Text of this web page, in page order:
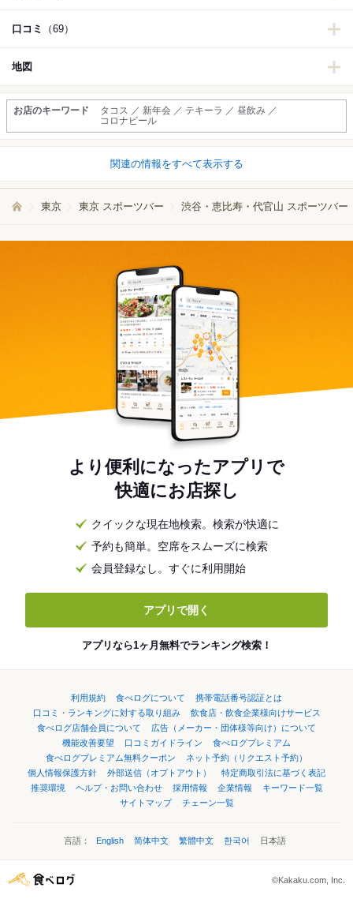
口コミ （69）
地図
お店のキーワード
タコス ／ 新年会 ／ テキーラ ／ 昼飲み ／
コロナビール
関連の情報をすべて表示する
東京 東京 スポーツバー 渋谷・恵比寿・代官山 スポーツバー
より便利になったアプリで
快適にお店探し
クイックな現在地検索。検索が快適に
予約も簡単。空席をスムーズに検索
会員登録なし。すぐに利用開始
アプリで開く
アプリなら1ヶ月無料でランキング検索！
利用規約 食べログについて
携帯電話番号認証とは
口コミ・ランキングに対する取り組み
飲食店・飲食企業様向けサービス
食べログ店舗会員について
広告（メーカー・団体様等向け）について
機能改善要望
口コミガイドライン
食べログプレミアム
食べログプレミアム無料クーポン
ネット予約（リクエスト予約）
個人情報保護方針
外部送信（オプトアウト）
特定商取引法に基づく表記
推奨環境
ヘルプ・お問い合わせ 採用情報 企業情報
キーワード一覧
サイトマップ
チェーン一覧
言語： English 简体中文 繁體中文 한국어 日本語
©Kakaku.com, Inc.